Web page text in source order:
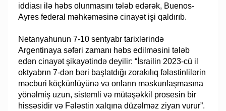
iddiası ilə həbs olunmasını tələb edərək, Buenos-
Ayres federal məhkəməsinə cinayət işi qaldırıb.
Netanyahunun 7-10 sentyabr tarixlərində
Argentinaya səfəri zamanı həbs edilməsini tələb
edən cinayət şikayətində deyilir: “İsrailin 2023-cü il
oktyabrın 7-dən bəri başlatdığı zorakılıq fələstinlilərin
məcburi köçkünlüyünə və onların məskunlaşmasına
yönəlmiş uzun, sistemli və mütəşəkkil prosesin bir
hissəsidir və Fələstin xalqına düzəlməz ziyan vurur”.